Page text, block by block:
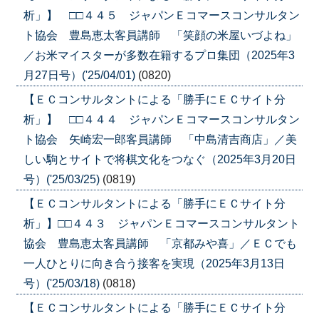
析」】 □□４４５ ジャパンＥコマースコンサルタン
ト協会 豊島恵太客員講師 「笑顔の米屋いづよね」
／お米マイスターが多数在籍するプロ集団（2025年3
月27日号）('25/04/01) (0820)
【ＥＣコンサルタントによる「勝手にＥＣサイト分
析」】 □□４４４ ジャパンＥコマースコンサルタン
ト協会 矢崎宏一郎客員講師 「中島清吉商店」／美
しい駒とサイトで将棋文化をつなぐ（2025年3月20日
号）('25/03/25) (0819)
【ＥＣコンサルタントによる「勝手にＥＣサイト分
析」】□□４４３ ジャパンＥコマースコンサルタント
協会 豊島恵太客員講師 「京都みや喜」／ＥＣでも
一人ひとりに向き合う接客を実現（2025年3月13日
号）('25/03/18) (0818)
【ＥＣコンサルタントによる「勝手にＥＣサイト分